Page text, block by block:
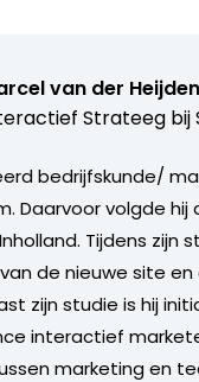
van der Heijden
Strateeg bij
bedrijfskunde/
Daarvoor volgde
Tijdens zijn
de nieuwe site
zijn studie is hij
interactief
marketing en